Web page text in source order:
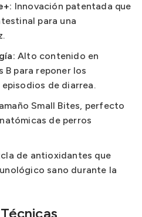
Innovación patentada que
para una
Alto contenido en
para reponer los
de diarrea.
Small Bites, perfecto
de perros
de antioxidantes que
sano durante la